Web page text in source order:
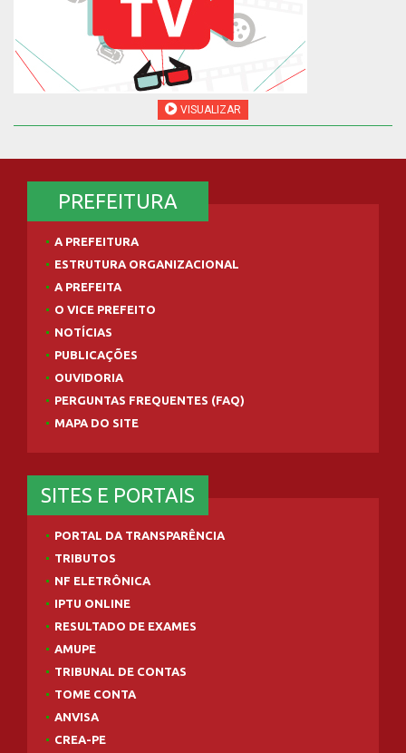
VISUALIZAR
PREFEITURA
A PREFEITURA
ESTRUTURA ORGANIZACIONAL
A PREFEITA
O VICE PREFEITO
NOTÍCIAS
PUBLICAÇÕES
OUVIDORIA
PERGUNTAS FREQUENTES (FAQ)
MAPA DO SITE
SITES E PORTAIS
PORTAL DA TRANSPARÊNCIA
TRIBUTOS
NF ELETRÔNICA
IPTU ONLINE
RESULTADO DE EXAMES
AMUPE
TRIBUNAL DE CONTAS
TOME CONTA
ANVISA
CREA-PE